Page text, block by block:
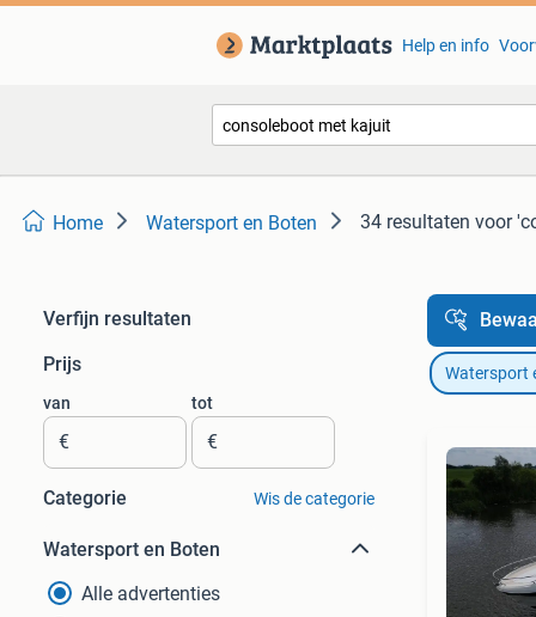
Help en info
Home Watersport en Boten 34 resultaten voor
Verfijn resultaten
Prijs
van
€
tot
€
Categorie Wis de categorie
Watersport en Boten
Alle advertenties
Watersport